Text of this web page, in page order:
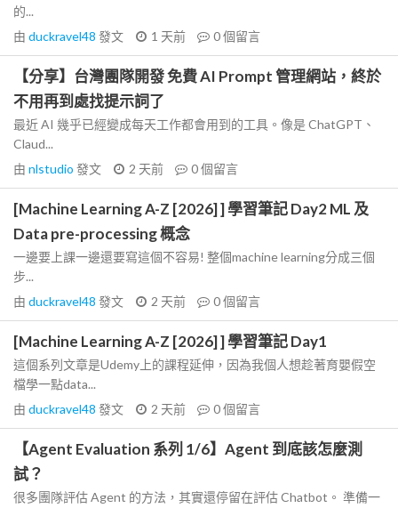
的...
由 duckravel48 發文 1 天前 0個留言
【分享】台灣團隊開發 免費 AI Prompt 管理網站，終於
不用再到處找提示詞了
最近 AI 幾乎已經變成每天工作都會用到的工具。像是 ChatGPT、
Claud...
由 nlstudio 發文 2 天前 0個留言
[Machine Learning A-Z [2026] ] 學習筆記 Day2 ML 及
Data pre-processing 概念
一邊要上課一邊還要寫這個不容易! 整個machine learning分成三個
步...
由 duckravel48 發文 2 天前 0個留言
[Machine Learning A-Z [2026] ] 學習筆記 Day1
這個系列文章是Udemy上的課程延伸，因為我個人想趁著育嬰假空
檔學一點data...
由 duckravel48 發文 2 天前 0個留言
【Agent Evaluation 系列 1/6】Agent 到底該怎麼測
試？
很多團隊評估 Agent 的方法，其實還停留在評估 Chatbot。 準備一